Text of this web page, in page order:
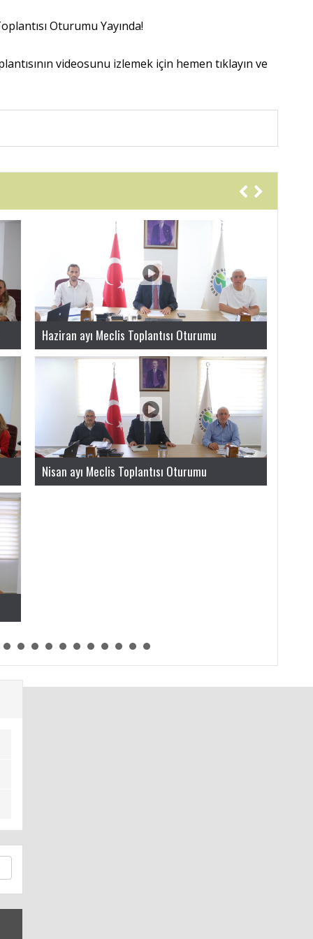
Oturumu Yayında!
videosunu izlemek için hemen tıklayın ve
Haziran ayı Meclis Toplantısı Oturumu
Nisan ayı Meclis Toplantısı Oturumu